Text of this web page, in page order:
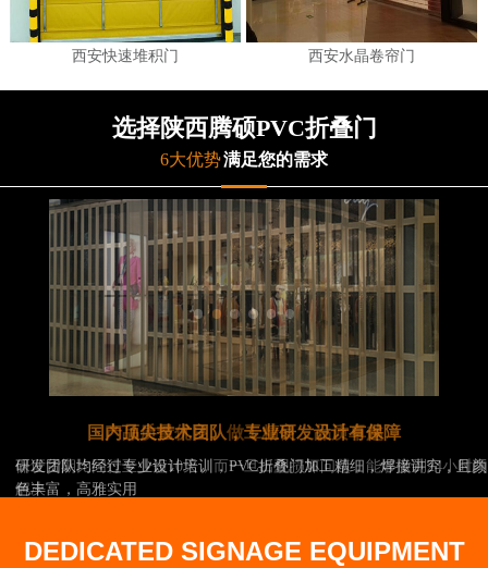
西安快速堆积门 西安水晶卷帘门
选择陕西腾硕PVC折叠门
6大优势满足您的需求
产品质量优良、做工精良，品质卓越
保证货期比同行至少短10天，而一旦出现损坏问题，能够做到24小时内
解决
DEDICATED SIGNAGE EQUIPMENT